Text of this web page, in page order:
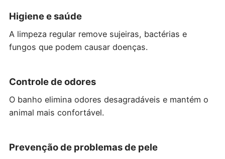
Higiene e saúde
A limpeza regular remove sujeiras, bactérias e
fungos que podem causar doenças.
Controle de odores
O banho elimina odores desagradáveis e mantém o
animal mais confortável.
Prevenção de problemas de pele